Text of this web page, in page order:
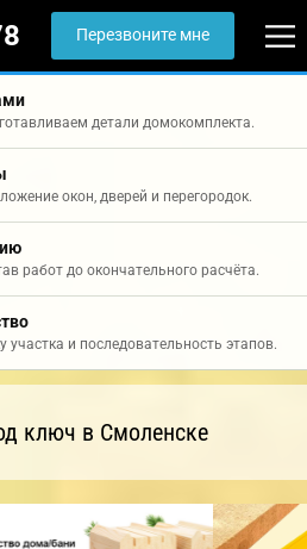
Перезвоните мне
детали домокомплекта.
окон, дверей и перегородок.
работ до окончательного расчёта.
и последовательность этапов.
ключ в Смоленске